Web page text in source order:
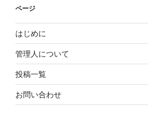
ページ
はじめに
管理人について
投稿一覧
お問い合わせ